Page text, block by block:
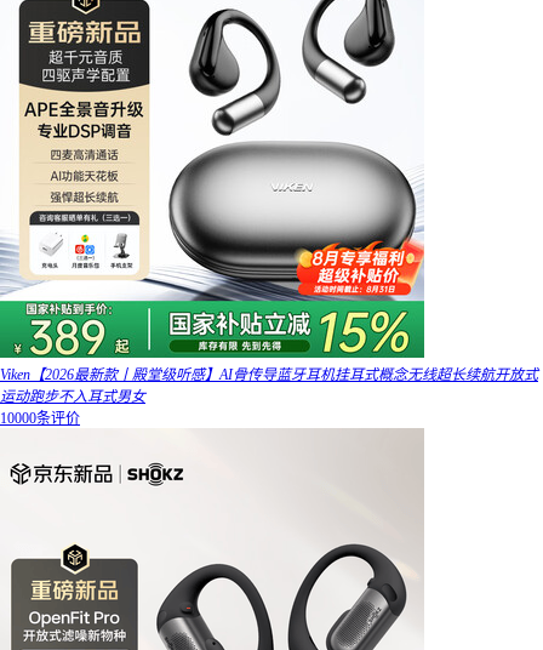
Viken【2026最新款丨殿堂级听感】AI骨传导蓝牙耳机挂耳式概念无线超长续航开放式
运动跑步不入耳式男女
10000条评价